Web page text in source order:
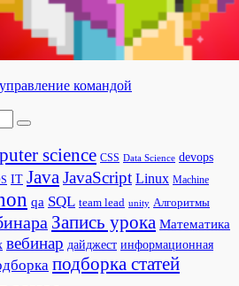
управление командой
science CSS Data Science devops
IT JavaJavaScript Linux Machine
qa SQL team lead unity Алгоритмы
Запись урока Математика
вебинар дайджест информационная
подборка статей